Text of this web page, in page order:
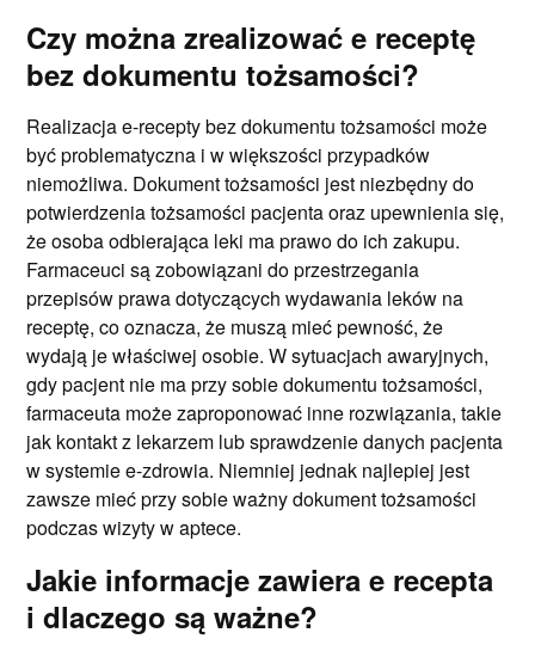
Czy można zrealizować e receptę
bez dokumentu tożsamości?
Realizacja e-recepty bez dokumentu tożsamości może
być problematyczna i w większości przypadków
niemożliwa. Dokument tożsamości jest niezbędny do
potwierdzenia tożsamości pacjenta oraz upewnienia się,
że osoba odbierająca leki ma prawo do ich zakupu.
Farmaceuci są zobowiązani do przestrzegania
przepisów prawa dotyczących wydawania leków na
receptę, co oznacza, że muszą mieć pewność, że
wydają je właściwej osobie. W sytuacjach awaryjnych,
gdy pacjent nie ma przy sobie dokumentu tożsamości,
farmaceuta może zaproponować inne rozwiązania, takie
jak kontakt z lekarzem lub sprawdzenie danych pacjenta
w systemie e-zdrowia. Niemniej jednak najlepiej jest
zawsze mieć przy sobie ważny dokument tożsamości
podczas wizyty w aptece.
Jakie informacje zawiera e recepta
i dlaczego są ważne?